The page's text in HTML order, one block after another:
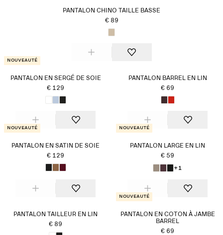
PANTALON CHINO TAILLE BASSE
€ 89
Nouveauté
PANTALON EN SERGÉ DE SOIE
€ 129
PANTALON BARREL EN LIN
€ 69
Nouveauté
PANTALON EN SATIN DE SOIE
€ 129
Nouveauté
PANTALON LARGE EN LIN
€ 59
+1
PANTALON TAILLEUR EN LIN
€ 89
Nouveauté
PANTALON EN COTON À JAMBE
BARREL
€ 69